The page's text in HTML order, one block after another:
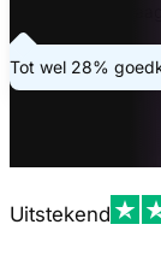
Laatste
Tot wel 28%
Uitstekend